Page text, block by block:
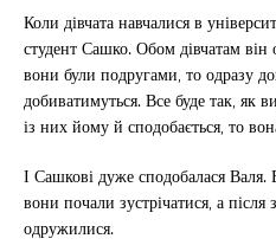
Коли дівчата навчалися в
студент Сашко. Обом дівчатам він
вони були подругами, то одразу
добиватимуться. Все буде так,
із них йому й сподобається, то
І Сашкові дуже сподобалася Валя.
вони почали зустрічатися, а після
одружилися.